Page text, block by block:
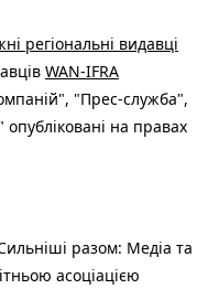
регіональні видавці
WAN-IFRA
"Прес-служба",
на правах
разом: Медіа та
асоціацією